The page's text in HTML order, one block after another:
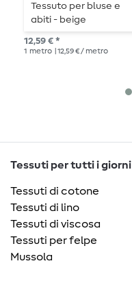
Tessuto per bluse e
abiti - beige
12,59 € *
1 metro | 12,59 € / metro
Tessuti per tutti i giorni
Tessuti di cotone
Tessuti di lino
Tessuti di viscosa
Tessuti per felpe
Mussola